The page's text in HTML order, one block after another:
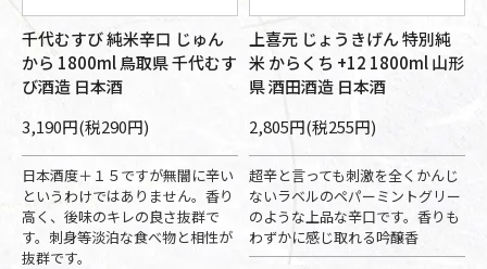
千代むすび 純米辛口 じゅん
から 1800ml 鳥取県 千代むす
び酒造 日本酒
3,190円(税290円)
日本酒度＋１５ですが無闇に辛い
というわけではありません。香り
高く、後味のキレの良さ抜群で
す。刺身等淡泊な食べ物と相性が
抜群です。
上喜元 じょうきげん 特別純
米 からくち +12 1800ml 山形
県 酒田酒造 日本酒
2,805円(税255円)
超辛と言っても刺激を全くかんじ
ないラベルのペパーミントグリー
のような上品な辛口です。香りも
わずかに感じ取れる吟醸香